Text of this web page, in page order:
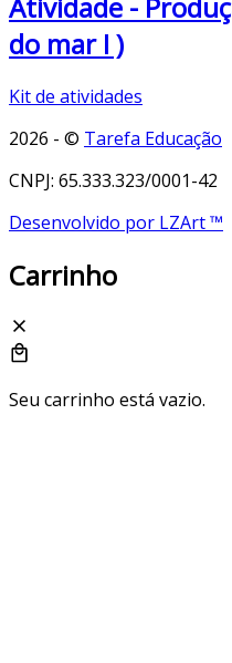
Atividade -
do mar I )
Kit de atividades
2026 - © Tarefa Educação
CNPJ: 65.333.323/0001-42
Desenvolvido por LZArt ™
Carrinho
Seu carrinho está vazio.